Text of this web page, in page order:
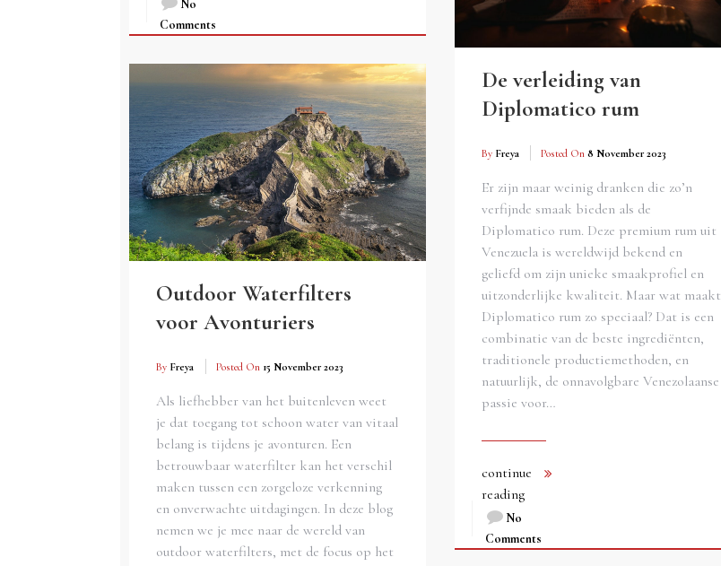
No
Comments
Outdoor Waterfilters
voor Avonturiers
By Freya Posted On 15 November 2023
Als liefhebber van het buitenleven weet
je dat toegang tot schoon water van vitaal
belang is tijdens je avonturen. Een
betrouwbaar waterfilter kan het verschil
maken tussen een zorgeloze verkenning
en onverwachte uitdagingen. In deze blog
nemen we je mee naar de wereld van
outdoor waterfilters, met de focus op het
De verleiding van
Diplomatico rum
By Freya Posted On8 November 2023
Er zijn maar weinig dranken die zo’n
verfijnde smaak bieden als de
Diplomatico rum. Deze premium rum uit
Venezuela is wereldwijd bekend en
geliefd om zijn unieke smaakprofiel en
uitzonderlijke kwaliteit. Maar wat maakt
Diplomatico rum zo speciaal? Dat is een
combinatie van de beste ingrediënten,
traditionele productiemethoden, en
natuurlijk, de onnavolgbare Venezolaanse
passie voor…
continue
reading
No
Comments